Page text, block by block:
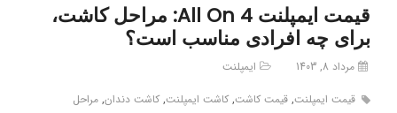
قیمت ایمپلنت All On 4: مراحل کاشت،
برای چه افرادی مناسب است؟
مرداد 8, 1403
ایمپلنت
قیمت ایمپلنت, قیمت کاشت, کاشت ایمپلنت, کاشت دندان, مراحل